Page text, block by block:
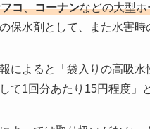
コ、コーナンなどの大型
保水剤として、また水害
によると「袋入りの高吸
て1回分あたり15円程度」